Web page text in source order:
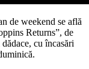
de weekend se află
Returns”, de
cu încasări